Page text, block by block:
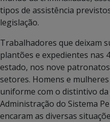
tipos de assistência
legislação.
Trabalhadores que deixam
plantões e expedientes nas
estado, nos nove
setores. Homens e
uniforme com o distintivo da
Administração do Sistema
encaram as diversas